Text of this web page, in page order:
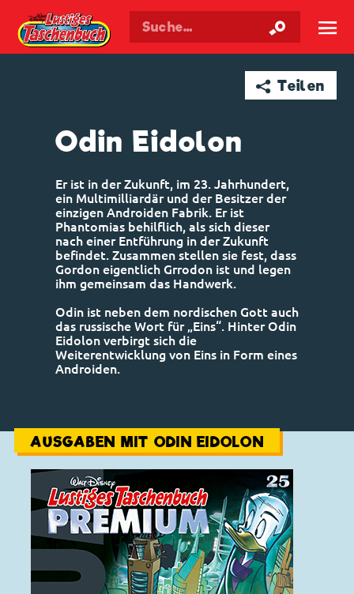
Walt Disneys Taschenbuch ☰
➦ Teilen
Odin Eidolon
Er ist in der Zukunft, im 23. Jahrhundert,
ein Multimilliardär und der Besitzer der
einzigen Androiden Fabrik. Er ist
Phantomias behilflich, als sich dieser
nach einer Entführung in der Zukunft
befindet. Zusammen stellen sie fest, dass
Gordon eigentlich Grrodon ist und legen
ihm gemeinsam das Handwerk.
Odin ist neben dem nordischen Gott auch
das russische Wort für „Eins“. Hinter Odin
Eidolon verbirgt sich die
Weiterentwicklung von Eins in Form eines
Androiden.
AUSGABEN MIT ODIN EIDOLON